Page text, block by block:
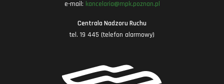
e-mail: kancelaria@mpk.poznan.pl
Centrala Nadzoru Ruchu
tel. 19 445 (telefon alarmowy)